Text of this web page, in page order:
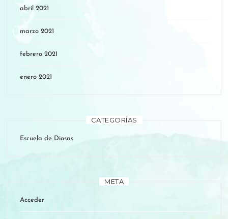
abril 2021
marzo 2021
febrero 2021
enero 2021
CATEGORÍAS
Escuela de Diosas
META
Acceder